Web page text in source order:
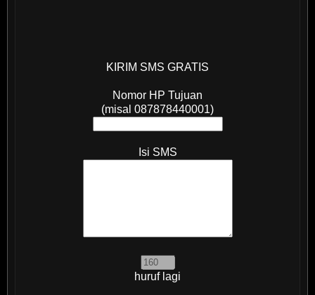
KIRIM SMS GRATIS
Nomor HP Tujuan
(misal 087878440001)
Isi SMS
huruf lagi